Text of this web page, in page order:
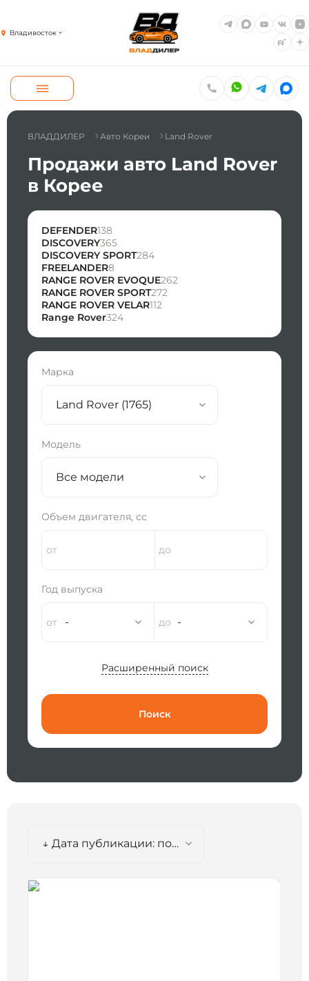
Владивосток
ВЛАДДИЛЕР Авто Кореи Land Rover
Продажи авто Land Rover
в Корее
DEFENDER138
DISCOVERY365
DISCOVERY SPORT284
FREELANDER8
RANGE ROVER EVOQUE262
RANGE ROVER SPORT272
RANGE ROVER VELAR112
Range Rover324
Марка
Land Rover (1765)
Модель
Все модели
Объем двигателя, сс
Год выпуска
- -
Расширенный поиск
Поиск
↓ Дата публикации: по убыванию